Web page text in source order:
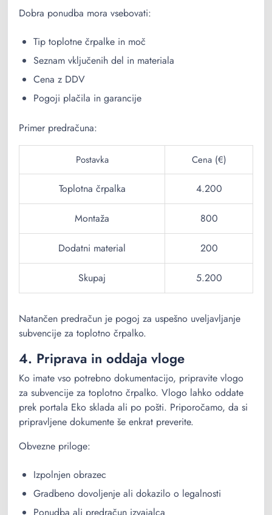
Dobra ponudba mora vsebovati:
Tip toplotne črpalke in moč
Seznam vključenih del in materiala
Cena z DDV
Pogoji plačila in garancije
Primer predračuna:
Postavka Cena (€)
Toplotna črpalka 4.200
Montaža 800
Dodatni material 200
Skupaj 5.200
Natančen predračun je pogoj za uspešno uveljavljanje
subvencije za toplotno črpalko.
4. Priprava in oddaja vloge
Ko imate vso potrebno dokumentacijo, pripravite vlogo
za subvencije za toplotno črpalko. Vlogo lahko oddate
prek portala Eko sklada ali po pošti. Priporočamo, da si
pripravljene dokumente še enkrat preverite.
Obvezne priloge:
Izpolnjen obrazec
Gradbeno dovoljenje ali dokazilo o legalnosti
Ponudba ali predračun izvajalca